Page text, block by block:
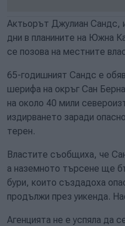
Актьорът Джулиан Сандс,
дни в планините на Южна
се позова на местните
65-годишният Сандс е
шерифа на окръг Сан
на около 40 мили
издирването заради
терен.
Властите съобщиха, че
а наземното търсене ще
бури, които създадоха
продължи през уикенда.
Агенцията не е успяла да